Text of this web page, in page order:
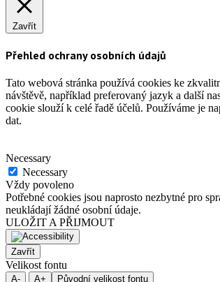
Zavřít
Přehled ochrany osobních údajů
Tato webová stránka používá cookies ke
návštěvě, například preferovaný jazyk a další
cookie slouží k celé řadě účelů. Používáme je
dat.
Necessary
Necessary
Vždy povoleno
Potřebné cookies jsou naprosto nezbytné pro
neukládají žádné osobní údaje.
ULOŽIT A PŘIJMOUT
Zavřít
Velikost fontu
A- A+ Původní velikost fontu